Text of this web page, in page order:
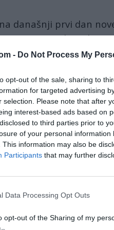
- Do Not Process My
opt-out of the sale, sharing to
for targeted advertising
selection. Please note that after
interest-based ads based on
to third parties prior to
of your personal information
This information may also be
Participants that may further
Data Processing Opt Outs
opt-out of the Sharing of my
današnji prvi dan
iz zlate
avstrijske
mladi venezuelski
več kot 90 držav.
filharmonikov velja za
njim želijo glasbeniki
glasbene dediščine,
svetu v duhu
v več kot 90
najmlajši dirigent, ki
obeležila 75 let.